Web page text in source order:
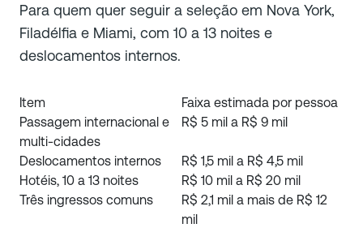
Para quem quer seguir a seleção em Nova York,
Filadélfia e Miami, com 10 a 13 noites e
deslocamentos internos.
Item
Faixa estimada por pessoa
Passagem internacional e
multi-cidades
R$ 5 mil a R$ 9 mil
Deslocamentos internos
R$ 1,5 mil a R$ 4,5 mil
Hotéis, 10 a 13 noites
R$ 10 mil a R$ 20 mil
Três ingressos comuns
R$ 2,1 mil a mais de R$ 12
mil